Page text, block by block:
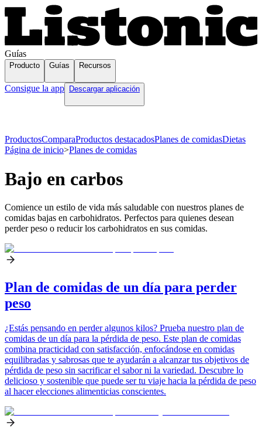
Guías
Producto Guías Recursos
Consigue la app Descargar aplicación
ProductosComparaProductos destacadosPlanes de comidasDietas
Página de inicio>Planes de comidas
Bajo en carbos
Comience un estilo de vida más saludable con nuestros planes de
comidas bajas en carbohidratos. Perfectos para quienes desean
perder peso o reducir los carbohidratos en sus comidas.
Plan de comidas de un día para perder
peso
¿Estás pensando en perder algunos kilos? Prueba nuestro plan de
comidas de un día para la pérdida de peso. Este plan de comidas
combina practicidad con satisfacción, enfocándose en comidas
equilibradas y sabrosas que te ayudarán a alcanzar tus objetivos de
pérdida de peso sin sacrificar el sabor ni la variedad. Descubre lo
delicioso y sostenible que puede ser tu viaje hacia la pérdida de peso
al hacer elecciones alimenticias conscientes.